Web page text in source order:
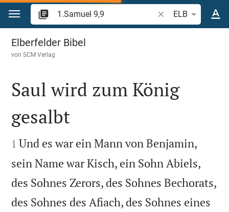
Zum Inhalt springen
Bibelstelle oder
ELB
1.Samuel 9
Elberfelder Bibel
vonSCM Verlag

Saul wird zum König
gesalbt

1 Und es war ein Mann von Benjamin,
sein Name war Kisch, ein Sohn Abiels,
des Sohnes Zerors, des Sohnes Bechorats,
des Sohnes des Afiach, des Sohnes eines